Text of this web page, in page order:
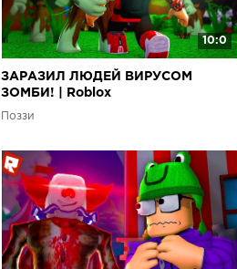
10:0
ЗАРАЗИЛ ЛЮДЕЙ ВИРУСОМ
ЗОМБИ! | Roblox
Поззи